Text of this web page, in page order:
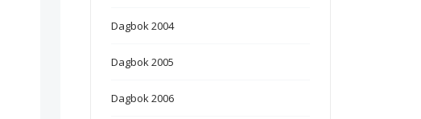
Dagbok 2004
Dagbok 2005
Dagbok 2006